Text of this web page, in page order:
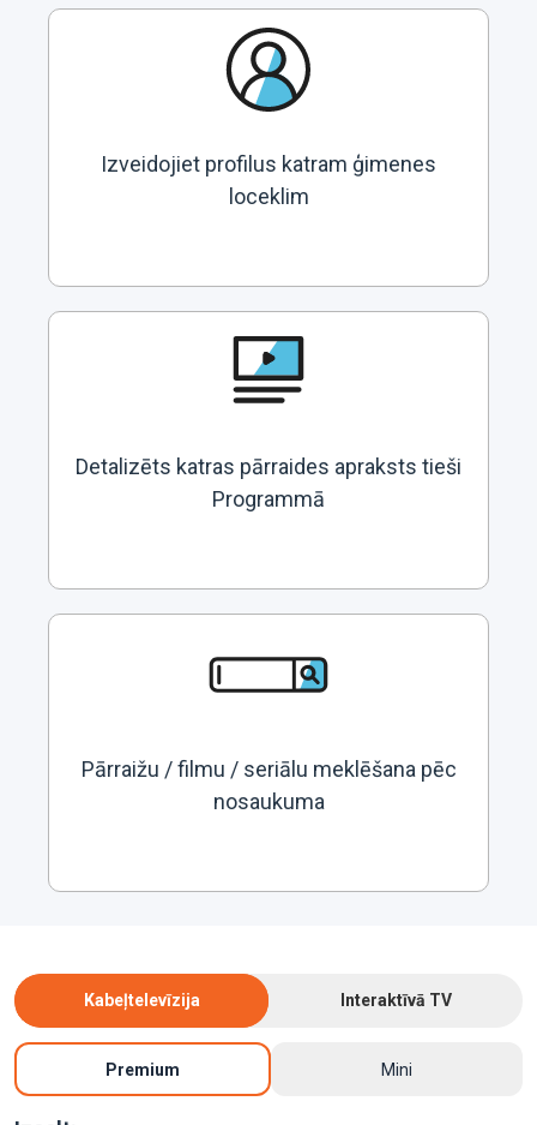
Izveidojiet profilus katram ģimenes
loceklim
Detalizēts katras pārraides apraksts tieši
Programmā
Pārraižu / filmu / seriālu meklēšana pēc
nosaukuma
Kabeļtelevīzija Interaktīvā TV
Premium Mini